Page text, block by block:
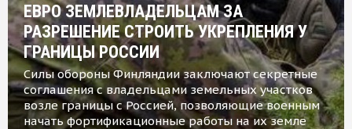
ЕВРО ЗЕМЛЕВЛАДЕЛЬЦАМ ЗА
РАЗРЕШЕНИЕ СТРОИТЬ УКРЕПЛЕНИЯ У
ГРАНИЦЫ РОССИИ
Силы обороны Финляндии заключают секретные
соглашения с владельцами земельных участков
возле границы с Россией, позволяющие военным
начать фортификационные работы на их земле